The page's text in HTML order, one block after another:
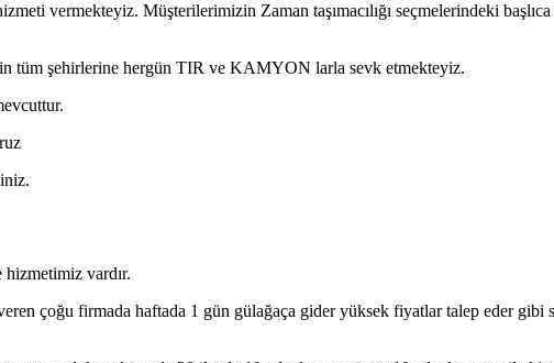
vermekteyiz. Müşterilerimizin Zaman taşımacılığı seçmelerindeki
tüm şehirlerine hergün TIR ve KAMYON larla sevk etmekteyiz.
hizmetimiz vardır.
çoğu firmada haftada 1 gün gülağaça gider yüksek fiyatlar talep eder gibi